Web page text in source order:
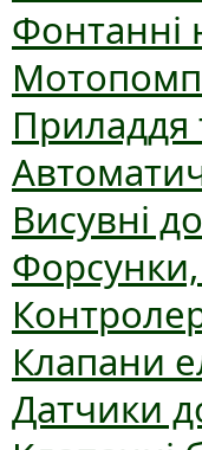
Фонтанні
Приладдя
Висувні
Клапани
Датчики